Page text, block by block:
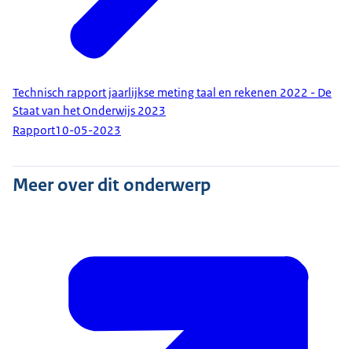
Technisch rapport jaarlijkse meting taal en rekenen 2022 - De
Staat van het Onderwijs 2023
Rapport10-05-2023
Meer over dit onderwerp